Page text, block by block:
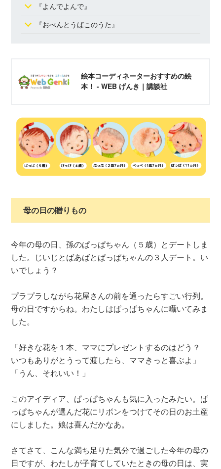
『よんでよんで』
『おべんとうばこのうた』
絵本コーディネーターおすすめの絵
本！ - WEB げんき｜講談社
母の日の贈りもの
今年の母の日、孫のぱっぱちゃん（５歳）とデートしま
した。じいじとばあばとぱっぱちゃんの３人デート。い
いでしょう？
プラプラしながら花屋さんの前を通ったらすごい行列。
母の日ですからね。わたしはぱっぱちゃんに囁いてみま
した。
「好きな花を１本、ママにプレゼントするのはどう？
いつもありがとうって渡したら、ママきっと喜ぶよ」
「うん、それいい！」
このアイディア、ぱっぱちゃんも気に入ったみたい。ぱ
っぱちゃんが選んだ花にリボンをつけてその日のお土産
にしました。娘は喜んだかなあ。
さてさて、こんな満ち足りた気分で過ごした今年の母の
日ですが、わたしが子育てしていたときの母の日は、実